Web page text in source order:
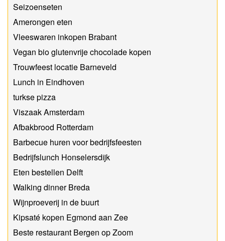
Seizoenseten
Amerongen eten
Vleeswaren inkopen Brabant
Vegan bio glutenvrije chocolade kopen
Trouwfeest locatie Barneveld
Lunch in Eindhoven
turkse pizza
Viszaak Amsterdam
Afbakbrood Rotterdam
Barbecue huren voor bedrijfsfeesten
Bedrijfslunch Honselersdijk
Eten bestellen Delft
Walking dinner Breda
Wijnproeverij in de buurt
Kipsaté kopen Egmond aan Zee
Beste restaurant Bergen op Zoom